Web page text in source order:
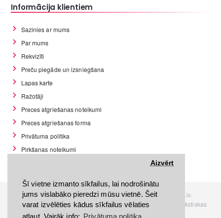
Šī vietne izmanto sīkfailus, lai nodrošinātu
jums vislabāko pieredzi mūsu vietnē. Šeit
varat izvēlēties kādus sīkfailus vēlaties
Aizvērt
Informācija klientiem
Sazinies ar mums
Par mums
Rekvizīti
Preču piegāde un izsniegšana
Lapas karte
Ražotāji
Preces atgriešanas noteikumi
Preces atgriešanas forma
Privātuma politika
Pirkšanas noteikumi
Visas tiesības rezervētas. Interneta veikals www.Discomania.lv.
Jebkuras Discomania.lv informācijas pārpublicēšana, bez rakstiskas
atļaujas, stingri aizliegta.